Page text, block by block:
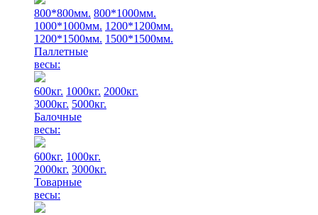
800*800мм. 800*1000мм.
1000*1000мм. 1200*1200мм.
1200*1500мм. 1500*1500мм.
Паллетные
весы:
600кг. 1000кг. 2000кг.
3000кг. 5000кг.
Балочные
весы:
600кг. 1000кг.
2000кг. 3000кг.
Товарные
весы: